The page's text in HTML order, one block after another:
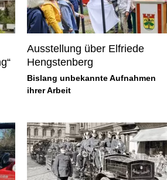
Ausstellung über Elfriede
Hengstenberg
Bislang unbekannte Aufnahmen
ihrer Arbeit